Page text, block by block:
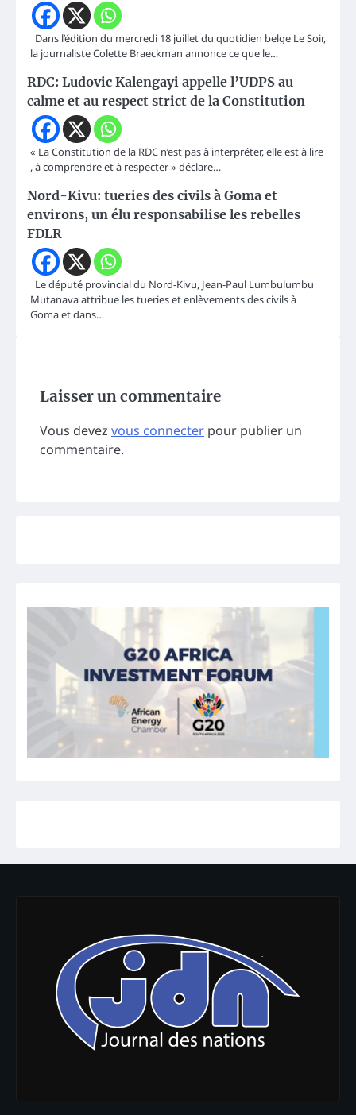
Dans l’édition du mercredi 18 juillet du quotidien belge Le Soir,
la journaliste Colette Braeckman annonce ce que le…
RDC: Ludovic Kalengayi appelle l’UDPS au
calme et au respect strict de la Constitution
« La Constitution de la RDC n’est pas à interpréter, elle est à lire
, à comprendre et à respecter » déclare…
Nord-Kivu: tueries des civils à Goma et
environs, un élu responsabilise les rebelles
FDLR
Le député provincial du Nord-Kivu, Jean-Paul Lumbulumbu
Mutanava attribue les tueries et enlèvements des civils à
Goma et dans…
Laisser un commentaire
Vous devez vous connecter pour publier un
commentaire.